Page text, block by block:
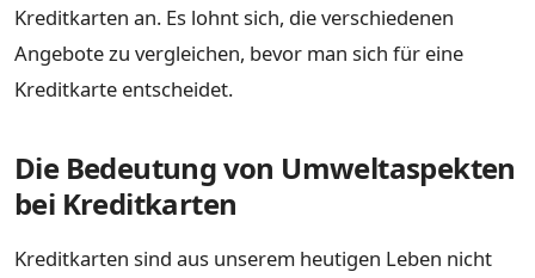
Kreditkarten an. Es lohnt sich, die verschiedenen
Angebote zu vergleichen, bevor man sich für eine
Kreditkarte entscheidet.
Die Bedeutung von Umweltaspekten
bei Kreditkarten
Kreditkarten sind aus unserem heutigen Leben nicht